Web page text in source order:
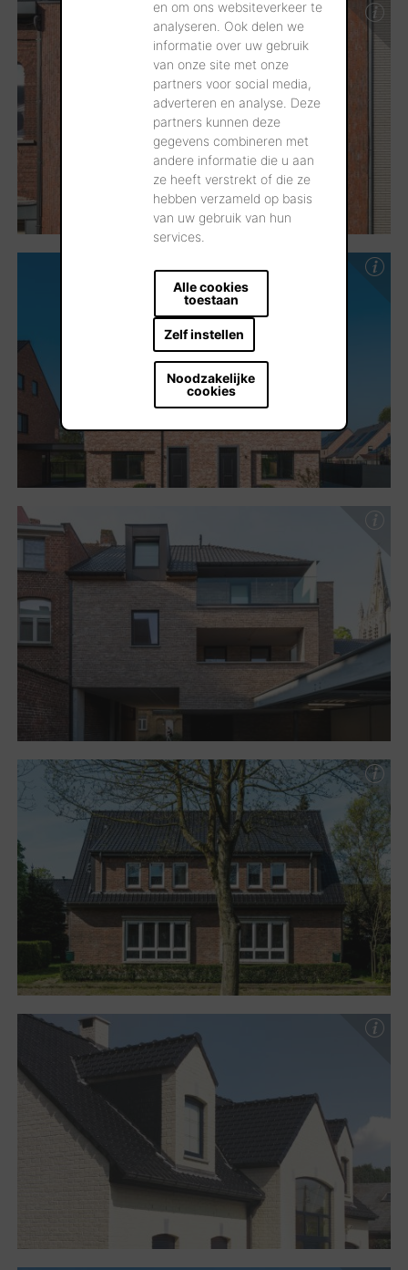
en om ons websiteverkeer te
analyseren. Ook delen we
informatie over uw gebruik
van onze site met onze
partners voor social media,
adverteren en analyse. Deze
partners kunnen deze
gegevens combineren met
andere informatie die u aan
ze heeft verstrekt of die ze
hebben verzameld op basis
van uw gebruik van hun
services.
Alle cookies
toestaan
Zelf instellen
Noodzakelijke
cookies